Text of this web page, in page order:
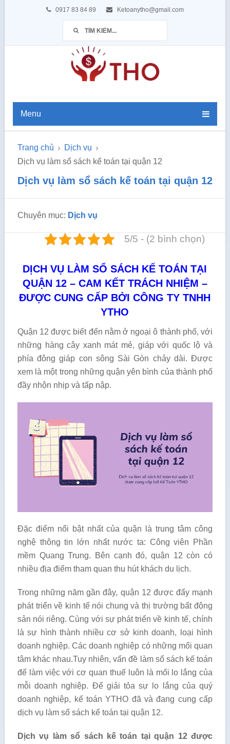
0917 83 84 89 Ketoanytho@gmail.com
Menu
Trang chủ
Dịch vụ
Dịch vụ làm sổ sách kế toán tại quận 12
Dịch vụ làm sổ sách kế toán tại quận 12
Chuyên mục: Dịch vụ
5/5 - (2 bình chọn)
DỊCH VỤ LÀM SỔ SÁCH KẾ TOÁN TẠI
QUẬN 12 – CAM KẾT TRÁCH NHIỆM –
ĐƯỢC CUNG CẤP BỞI CÔNG TY TNHH
YTHO
Quận 12 được biết đến nằm ở ngoại ô thành phố, với
những hàng cây xanh mát mẻ, giáp với quốc lộ và
phía đông giáp con sông Sài Gòn chảy dài. Được
xem là một trong những quận yên bình của thành phố
đầy nhộn nhịp và tấp nập.
Đặc điểm nổi bật nhất của quận là trung tâm công
nghệ thông tin lớn nhất nước ta: Công viên Phần
mềm Quang Trung. Bên cạnh đó, quận 12 còn có
nhiều địa điểm tham quan thu hút khách du lịch.
Trong những năm gần đây, quận 12 được đẩy mạnh
phát triển về kinh tế nói chung và thị trường bất động
sản nói riêng. Cùng với sự phát triển về kinh tế, chính
là sự hình thành nhiều cơ sở kinh doanh, loại hình
doanh nghiệp. Các doanh nghiệp có những mối quan
tâm khác nhau.Tuy nhiên, vấn đề làm sổ sách kế toán
để làm việc với cơ quan thuế luôn là mối lo lắng của
mỗi doanh nghiệp. Để giải tỏa sự lo lắng của quý
doanh nghiệp, kế toán YTHO đã và đang cung cấp
dịch vụ làm sổ sách kế toán tại quận 12.
Dịch vụ làm sổ sách kế toán tại quận 12 được